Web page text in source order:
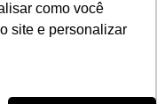
como você
site e personalizar
2026 do